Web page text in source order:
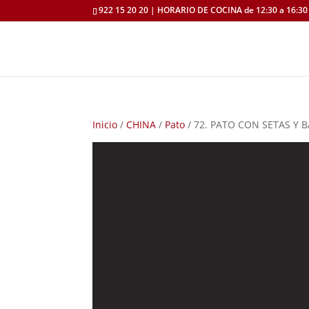
922 15 20 20 | HORARIO DE COCINA de 12:30 a
Inicio /CHINA / Pato / 72. PATO CON SETAS Y